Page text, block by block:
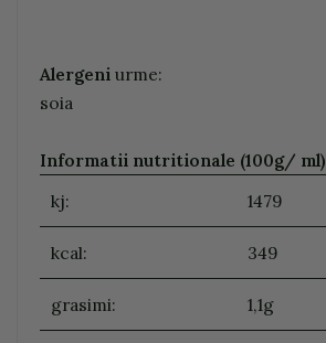
Alergeni urme:
soia
Informatii nutritionale (100g/ ml)
kj:
1479
kcal: 349
grasimi: 1,1g